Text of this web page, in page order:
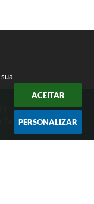
ACEITAR
PERSONALIZAR
| CEP: 37280-